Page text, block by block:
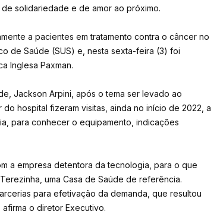
solidariedade e de amor ao próximo.
a pacientes em tratamento contra o câncer no
de Saúde (SUS) e, nesta sexta-feira (3) foi
Inglesa Paxman.
Jackson Arpini, após o tema ser levado ao
hospital fizeram visitas, ainda no início de 2022, a
para conhecer o equipamento, indicações
a empresa detentora da tecnologia, para o que
uma Casa de Saúde de referência.
para efetivação da demanda, que resultou
o diretor Executivo.